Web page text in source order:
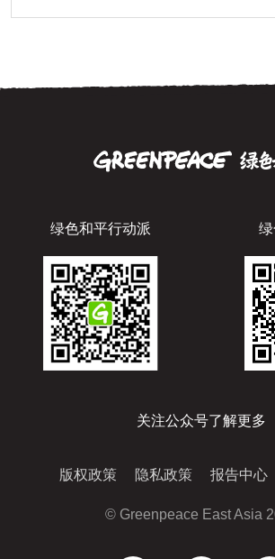
绿色和平行动派
关注公众号了解更多
版权政策 隐私政策 报告中心
© Greenpeace East Asia